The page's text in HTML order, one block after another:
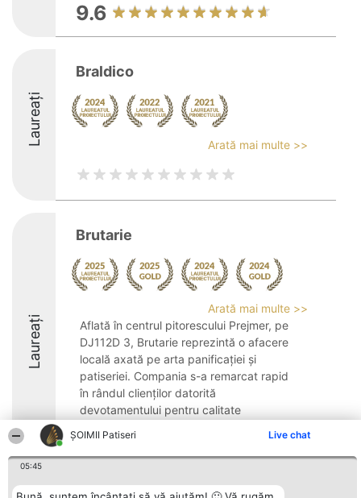
ȘOIMII Patiseri Live chat
05:45
9.6
Laureați
Braldico
Arată mai multe >>
Laureați
Brutarie
Arată mai multe >>
Aflată în centrul pitorescului Prejmer, pe
DJ112D 3, Brutarie reprezintă o afacere
locală axată pe arta panificației și
patiseriei. Compania s-a remarcat rapid
în rândul clienților datorită
devotamentului pentru calitate
9.8